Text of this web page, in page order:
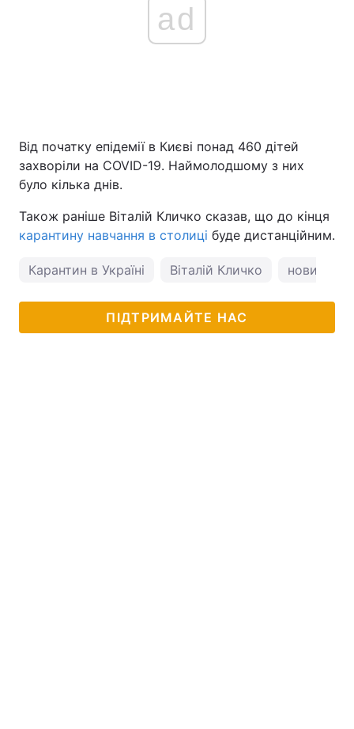
ad
Від початку епідемії в Києві понад 460 дітей
захворіли на COVID-19. Наймолодшому з них
було кілька днів.
Також раніше Віталій Кличко сказав, що до кінця
карантину навчання в столиці буде дистанційним.
Карантин в Україні Віталій Кличко новини
ПІДТРИМАЙТЕ НАС